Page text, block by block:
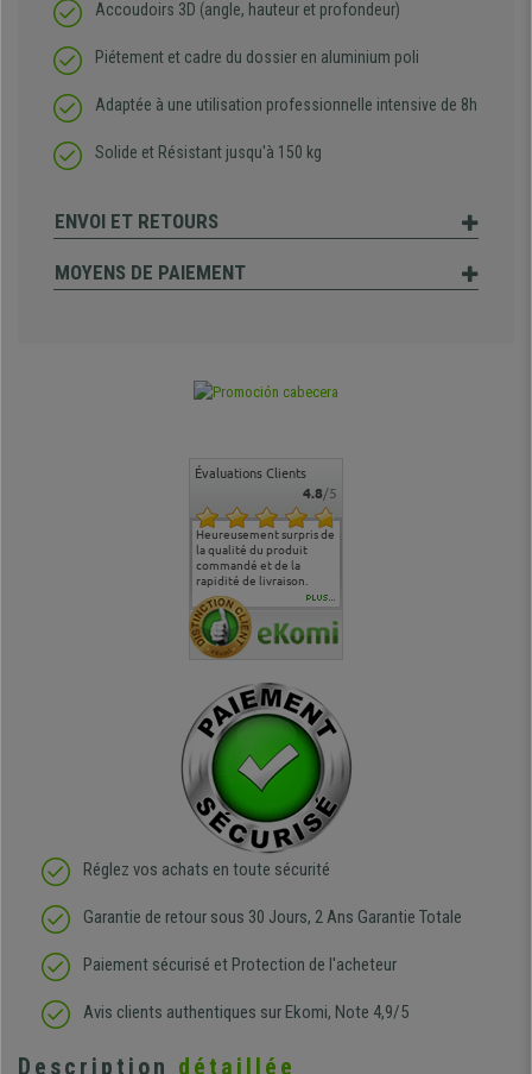
Accoudoirs 3D (angle, hauteur et profondeur)
Piétement et cadre du dossier en aluminium poli
Adaptée à une utilisation professionnelle intensive de 8h
Solide et Résistant jusqu'à 150 kg
ENVOI ET RETOURS
MOYENS DE PAIEMENT
Évaluations Clients
4.8/5
Heureusement surpris de
la qualité du produit
commandé et de la
rapidité de livraison.
de l'aménagement et ne
regrette pas mon achat.
PLUS...
Réglez vos achats en toute sécurité
Garantie de retour sous 30 Jours, 2 Ans Garantie Totale
Paiement sécurisé et Protection de l'acheteur
Avis clients authentiques sur Ekomi, Note 4,9/5
Description détaillée